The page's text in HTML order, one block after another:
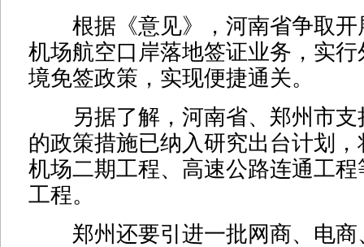
根据《意见》，河南省争取开
机场航空口岸落地签证业务，实
境免签政策，实现便捷通关。
另据了解，河南省、郑州市支
的政策措施已纳入研究出台计划
机场二期工程、高速公路连通工
工程。
郑州还要引进一批网商、电商